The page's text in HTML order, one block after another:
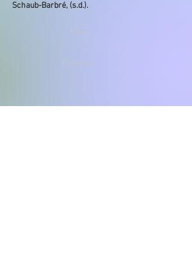
Schaub-Barbré, (s.d.).
Next
Previous